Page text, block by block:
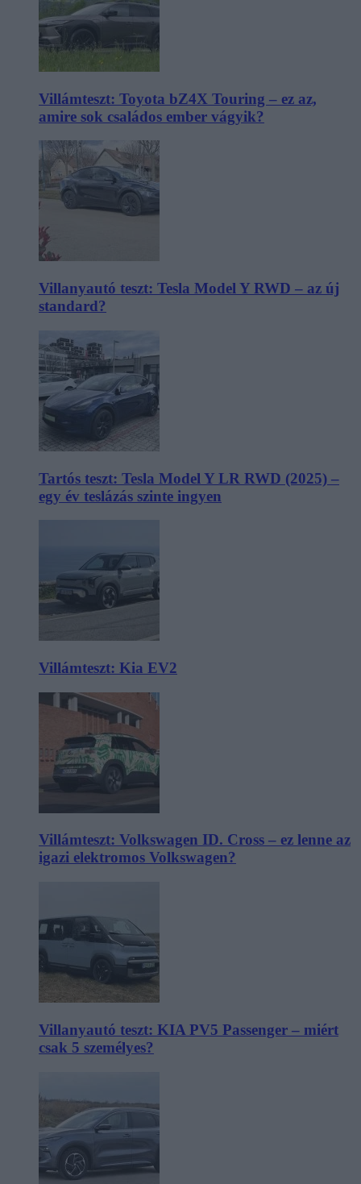
Villámteszt: Toyota bZ4X Touring – ez az,
amire sok családos ember vágyik?
Villanyautó teszt: Tesla Model Y RWD – az új
standard?
Tartós teszt: Tesla Model Y LR RWD (2025) –
egy év teslázás szinte ingyen
Villámteszt: Kia EV2
Villámteszt: Volkswagen ID. Cross – ez lenne az
igazi elektromos Volkswagen?
Villanyautó teszt: KIA PV5 Passenger – miért
csak 5 személyes?